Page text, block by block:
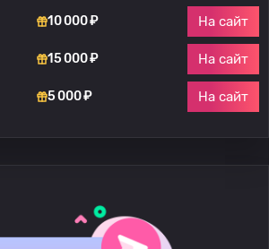
10 000 ₽ На сайт
15 000 ₽ На сайт
5 000 ₽ На сайт